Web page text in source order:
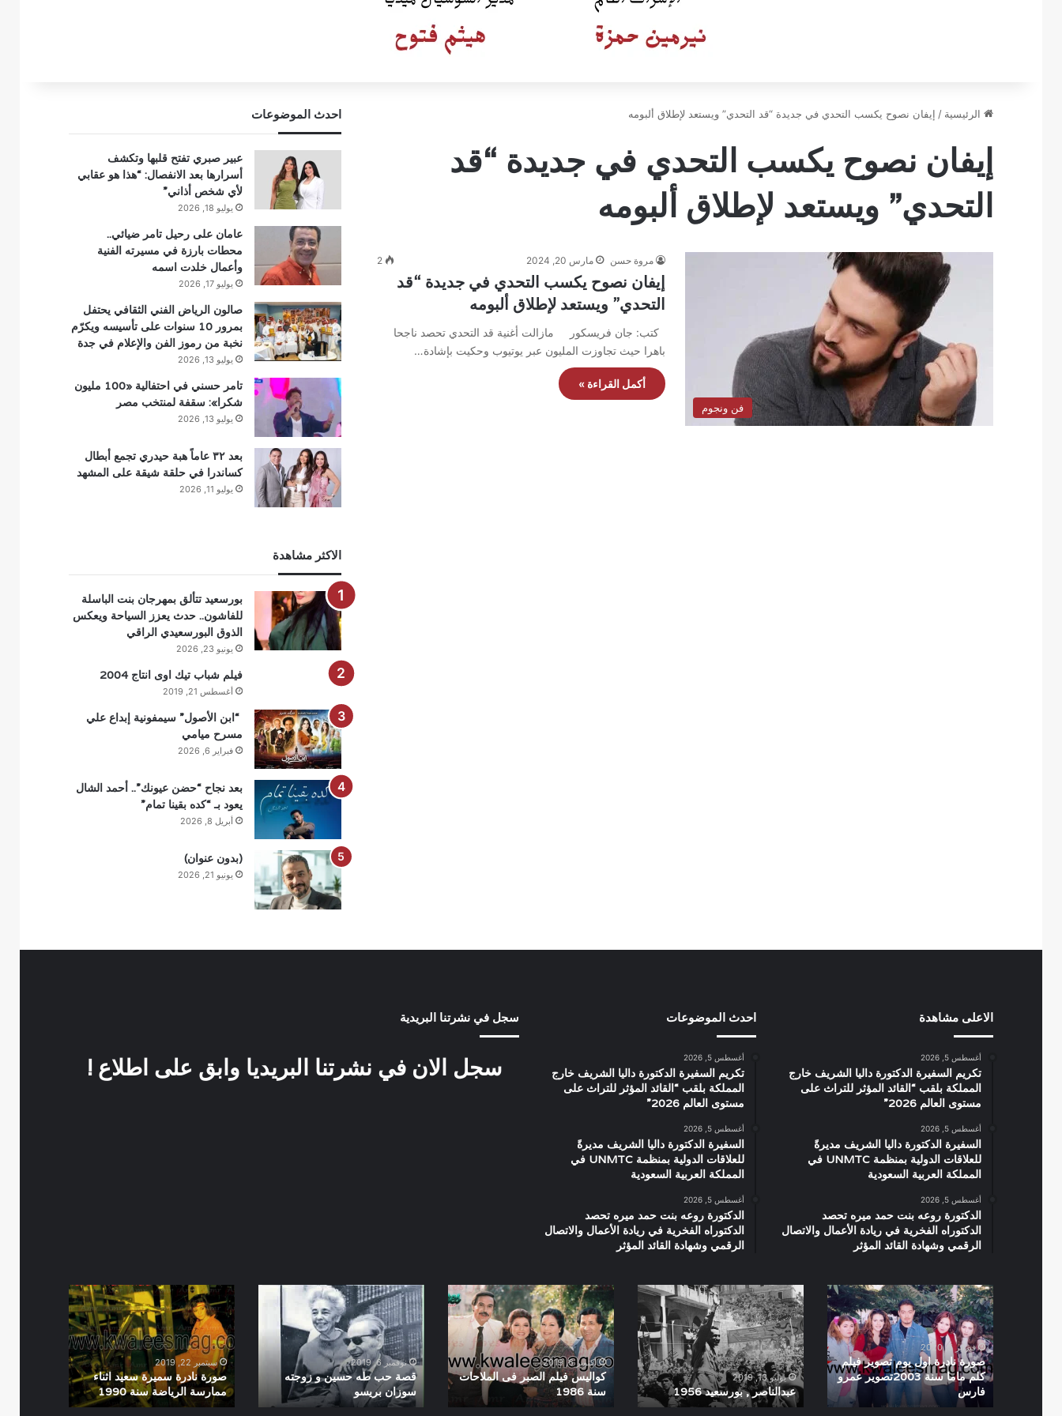
الرئيسية / إيفان نصوح يكسب التحدي في جديدة “قد التحدي” ويستعد لإطلاق ألبومه
إيفان نصوح يكسب التحدي في جديدة “قد
التحدي” ويستعد لإطلاق ألبومه
فن ونجوم
مروة حسن مارس 20, 2024 2
إيفان نصوح يكسب التحدي في جديدة “قد
التحدي” ويستعد لإطلاق ألبومه
كتب: جان فريسكور مازالت أغنية قد التحدي تحصد ناجحا
باهرا حيث تجاوزت المليون عبر يوتيوب وحكيت بإشادة…
أكمل القراءة »
احدث الموضوعات
عبير صبري تفتح قلبها وتكشف
أسرارها بعد الانفصال: “هذا هو عقابي
لأي شخص أذاني”
يوليو 18, 2026
عامان على رحيل تامر ضيائي..
محطات بارزة في مسيرته الفنية
وأعمال خلدت اسمه
يوليو 17, 2026
صالون الرياض الفني الثقافي يحتفل
بمرور 10 سنوات على تأسيسه ويكرّم
نخبة من رموز الفن والإعلام في جدة
يوليو 13, 2026
تامر حسني في احتفالية «100 مليون
شكرا»: سقفة لمنتخب مصر
يوليو 13, 2026
بعد ٣٢ عاماً هبة حيدري تجمع أبطال
كساندرا في حلقة شيقة على المشهد
يوليو 11, 2026
الاكثر مشاهدة
بورسعيد تتألق بمهرجان بنت الباسلة
للفاشون.. حدث يعزز السياحة ويعكس
الذوق البورسعيدي الراقي
يونيو 23, 2026
فيلم شباب تيك اوى انتاج 2004
أغسطس 21, 2019
“ابن الأصول” سيمفونية إبداع علي
مسرح ميامي
فبراير 6, 2026
بعد نجاح “حضن عيونك”.. أحمد الشال
يعود بـ “كده بقينا تمام”
أبريل 8, 2026
(بدون عنوان)
يونيو 21, 2026
الاعلى مشاهدة
أغسطس 5, 2026
تكريم السفيرة الدكتورة داليا الشريف خارج
المملكة بلقب “القائد المؤثر للتراث على
مستوى العالم 2026”
أغسطس 5, 2026
السفيرة الدكتورة داليا الشريف مديرةً
للعلاقات الدولية بمنظمة UNMTC في
المملكة العربية السعودية
أغسطس 5, 2026
الدكتورة روعه بنت حمد ميره تحصد
الدكتوراه الفخرية في ريادة الأعمال والاتصال
الرقمي وشهادة القائد المؤثر
احدث الموضوعات
أغسطس 5, 2026
تكريم السفيرة الدكتورة داليا الشريف خارج
المملكة بلقب “القائد المؤثر للتراث على
مستوى العالم 2026”
أغسطس 5, 2026
السفيرة الدكتورة داليا الشريف مديرةً
للعلاقات الدولية بمنظمة UNMTC في
المملكة العربية السعودية
أغسطس 5, 2026
الدكتورة روعه بنت حمد ميره تحصد
الدكتوراه الفخرية في ريادة الأعمال والاتصال
الرقمي وشهادة القائد المؤثر
سجل في نشرتنا البريدية
سجل الان في نشرتنا البريديا وابق على اطلاع !
صورة
نادرة
اول
يوم
تصوير
فيلم
كلم
ماما
فبراير 5, 2020
صورة نادرة اول يوم تصوير فيلم
كلم ماما سنة 2003تصوير عمرو
فارس
عبدالناصر
,
بورسعيد
1956
يوليو 13, 2019
عبدالناصر , بورسعيد 1956
كواليس
فيلم
الصبر
فى
الملاحات
سنة
1986
أكتوبر 6, 2019
كواليس فيلم الصبر فى الملاحات
سنة 1986
قصة
حب
طه
حسين
و
زوجته
سوزان
بريسو
نوفمبر 6, 2019
قصة حب طه حسين و زوجته
سوزان بريسو
صورة
نادرة
سميرة
سعيد
اثناء
ممارسة
الرياضة
سنة
سبتمبر 22, 2019
صورة نادرة سميرة سعيد اثناء
ممارسة الرياضة سنة 1990